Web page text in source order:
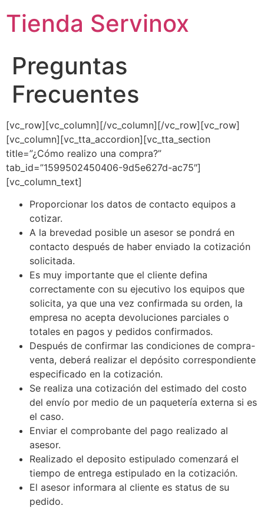
Tienda Servinox
Preguntas
Frecuentes
[vc_row][vc_column][/vc_column][/vc_row][vc_row]
[vc_column][vc_tta_accordion][vc_tta_section
title=”¿Cómo realizo una compra?”
tab_id=”1599502450406-9d5e627d-ac75″]
[vc_column_text]
Proporcionar los datos de contacto equipos a
cotizar.
A la brevedad posible un asesor se pondrá en
contacto después de haber enviado la cotización
solicitada.
Es muy importante que el cliente defina
correctamente con su ejecutivo los equipos que
solicita, ya que una vez confirmada su orden, la
empresa no acepta devoluciones parciales o
totales en pagos y pedidos confirmados.
Después de confirmar las condiciones de compra-
venta, deberá realizar el depósito correspondiente
especificado en la cotización.
Se realiza una cotización del estimado del costo
del envío por medio de un paquetería externa si es
el caso.
Enviar el comprobante del pago realizado al
asesor.
Realizado el deposito estipulado comenzará el
tiempo de entrega estipulado en la cotización.
El asesor informara al cliente es status de su
pedido.